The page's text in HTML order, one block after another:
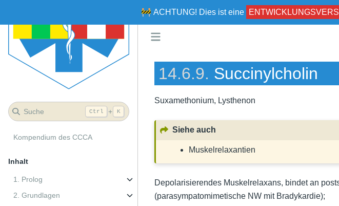
🚧 ACHTUNG! Dies ist eine
Suche Ctrl + K
Kompendium des CCCA
Inhalt
1. Prolog
2. Grundlagen
14.6.9. Succinylcholin
Suxamethonium, Lysthenon
Siehe auch
Muskelrelaxantien
Depolarisierendes Muskelrelaxans, bindet an
(parasympatomimetische NW mit Bradykardie);